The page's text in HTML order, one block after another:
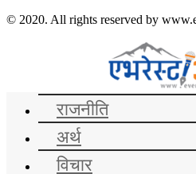
© 2020. All rights reserved by
राजनीति
अर्थ
विचार